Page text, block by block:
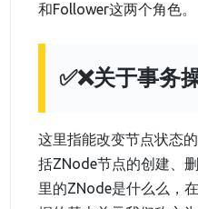
和Follower这两个角色。
✅❌关于事务
这里指能改变节点状态
括ZNode节点的创建、
里的ZNode是什么么，